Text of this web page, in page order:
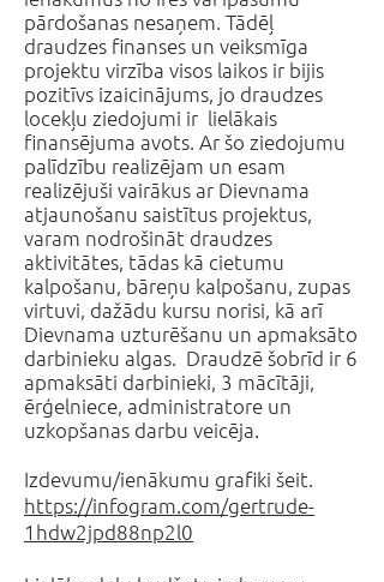
pārdošanas nesaņem. Tādēļ
draudzes finanses un veiksmīga
projektu virzība visos laikos ir bijis
pozitīvs izaicinājums, jo draudzes
locekļu ziedojumi ir lielākais
finansējuma avots. Ar šo ziedojumu
palīdzību realizējam un esam
realizējuši vairākus ar Dievnama
atjaunošanu saistītus projektus,
varam nodrošināt draudzes
aktivitātes, tādas kā cietumu
kalpošanu, bāreņu kalpošanu, zupas
virtuvi, dažādu kursu norisi, kā arī
Dievnama uzturēšanu un apmaksāto
darbinieku algas. Draudzē šobrīd ir 6
apmaksāti darbinieki, 3 mācītāji,
ērģelniece, administratore un
uzkopšanas darbu veicēja.
Izdevumu/ienākumu grafiki šeit.
https://infogram.com/gertrude-
1hdw2jpd88np2l0